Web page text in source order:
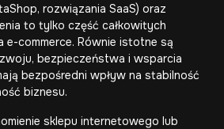
rozwiązania SaaS) oraz
to tylko część całkowitych
commerce. Równie istotne są
bezpieczeństwa i wsparcia
bezpośredni wpływ na stabilność
biznesu.
sklepu internetowego lub